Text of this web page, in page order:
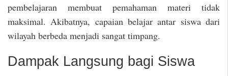
pembelajaran membuat pemahaman materi tidak
maksimal. Akibatnya, capaian belajar antar siswa dari
wilayah berbeda menjadi sangat timpang.
Dampak Langsung bagi Siswa